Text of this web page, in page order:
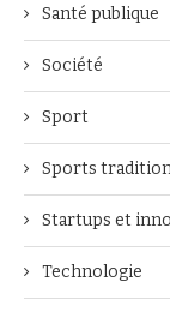
Santé publique
Société
Sport
Sports
Startups et
Technologie